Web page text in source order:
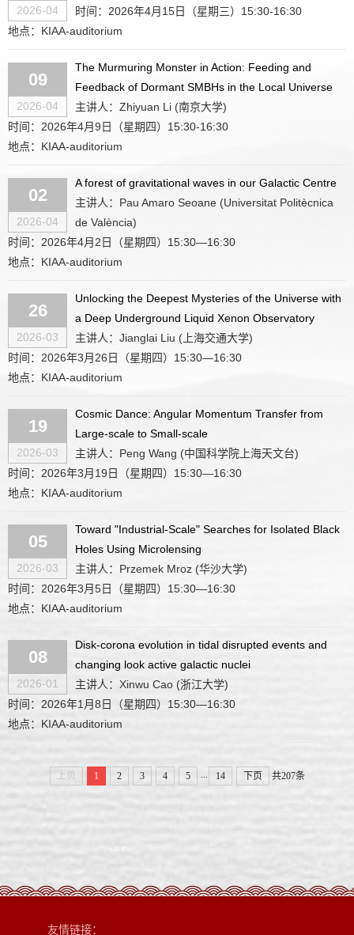
2026-04
时间：2026年4月15日（星期三）15:30-16:30
地点：KIAA-auditorium
09
2026-04
The Murmuring Monster in Action: Feeding and
Feedback of Dormant SMBHs in the Local Universe
主讲人：Zhiyuan Li (南京大学)
时间：2026年4月9日（星期四）15:30-16:30
地点：KIAA-auditorium
02
2026-04
A forest of gravitational waves in our Galactic Centre
主讲人：Pau Amaro Seoane (Universitat Politècnica
de València)
时间：2026年4月2日（星期四）15:30—16:30
地点：KIAA-auditorium
26
2026-03
Unlocking the Deepest Mysteries of the Universe with
a Deep Underground Liquid Xenon Observatory
主讲人：Jianglai Liu (上海交通大学)
时间：2026年3月26日（星期四）15:30—16:30
地点：KIAA-auditorium
19
2026-03
Cosmic Dance: Angular Momentum Transfer from
Large-scale to Small-scale
主讲人：Peng Wang (中国科学院上海天文台)
时间：2026年3月19日（星期四）15:30—16:30
地点：KIAA-auditorium
05
2026-03
Toward "Industrial-Scale" Searches for Isolated Black
Holes Using Microlensing
主讲人：Przemek Mroz (华沙大学)
时间：2026年3月5日（星期四）15:30—16:30
地点：KIAA-auditorium
08
2026-01
Disk-corona evolution in tidal disrupted events and
changing look active galactic nuclei
主讲人：Xinwu Cao (浙江大学)
时间：2026年1月8日（星期四）15:30—16:30
地点：KIAA-auditorium
上页 1 2 3 4 5 ... 14 下页 共207条
友情链接：